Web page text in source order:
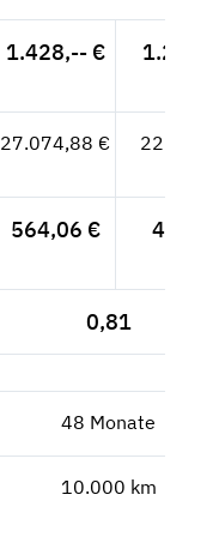
1.428,-- €
1.200,-
27.074,88 €
22.752,-
564,06 €
474,-
0,81
48 Monate
10.000 km